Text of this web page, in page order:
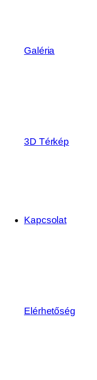
Galéria
3D Térkép
Kapcsolat
Elérhetőség